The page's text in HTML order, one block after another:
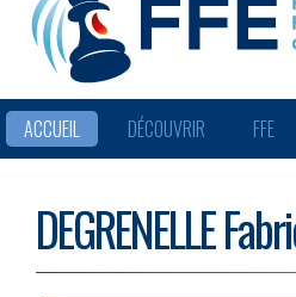
ACCUEIL DÉCOUVRIR FFE
DEGRENELLE